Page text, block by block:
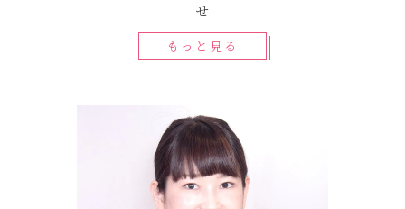
せ
もっと見る